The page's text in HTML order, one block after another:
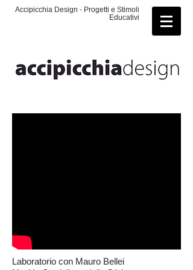
Accipicchia Design - Progetti e Stimoli
Educativi
Laboratorio con Mauro Bellei